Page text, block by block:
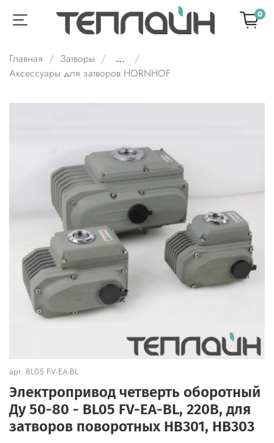
0
Главная Затворы
...
Аксессуары для затворов HORNHOF
арт. BL05 FV-EA-BL
Электропривод четверть оборотный
Ду 50-80 - BL05 FV-EA-BL, 220В, для
затворов поворотных HB301, HB303